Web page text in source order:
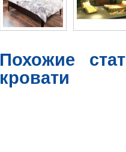
Похожие
кровати